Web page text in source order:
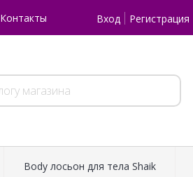
Контакты Вход Регистрация
Body лосьон для тела Shaik